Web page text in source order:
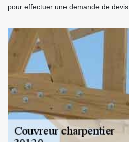
pour effectuer une demande de devis.